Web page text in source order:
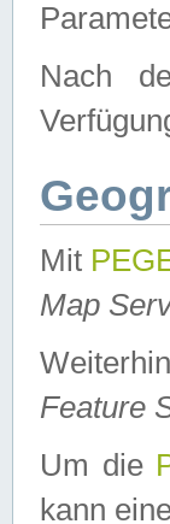
Nach
Mit
Map
Feature
Um die
kann